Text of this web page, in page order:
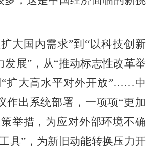
大国内需求”到“以科技创新
发展”，从“推动标志性改革举
“扩大高水平对外开放”……中
作出系统部署，一项项“更加
举措，为应对外部环境不确
具”，为新旧动能转换压力开